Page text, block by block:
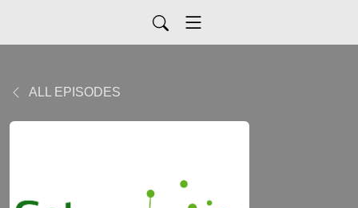
ALL EPISODES